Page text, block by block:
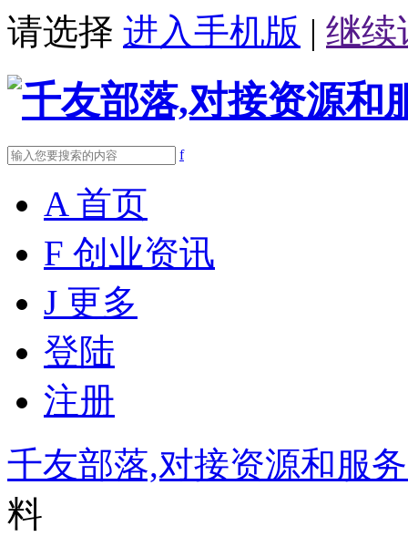
请选择 进入手机版 | 继续
f
A 首页
F 创业资讯
J 更多
登陆
注册
千友部落,对接资源和服
料